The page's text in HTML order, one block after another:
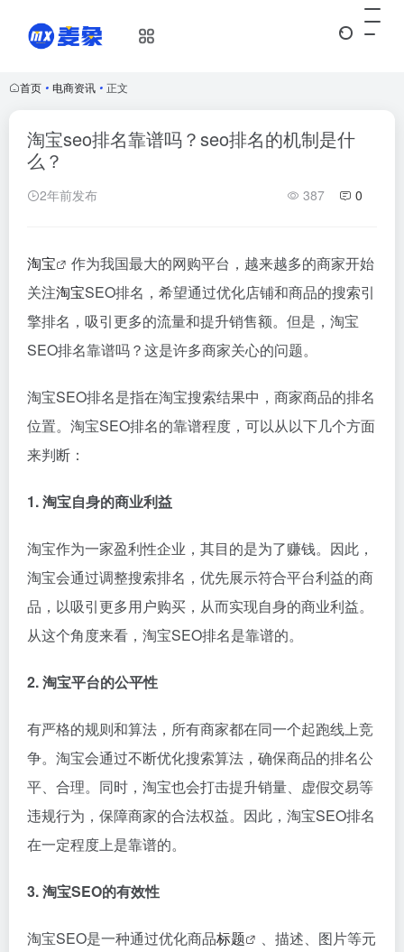
首页 • 电商资讯 • 正文
淘宝seo排名靠谱吗？seo排名的机制是什
么？
2年前发布 387 0
淘宝
作为我国最大的网购平台，越来越多的商家开始
关注淘宝SEO排名，希望通过优化店铺和商品的搜索引
擎排名，吸引更多的流量和提升销售额。但是，淘宝
SEO排名靠谱吗？这是许多商家关心的问题。
淘宝SEO排名是指在淘宝搜索结果中，商家商品的排名
位置。淘宝SEO排名的靠谱程度，可以从以下几个方面
来判断：
1. 淘宝自身的商业利益
淘宝作为一家盈利性企业，其目的是为了赚钱。因此，
淘宝会通过调整搜索排名，优先展示符合平台利益的商
品，以吸引更多用户购买，从而实现自身的商业利益。
从这个角度来看，淘宝SEO排名是靠谱的。
2. 淘宝平台的公平性
有严格的规则和算法，所有商家都在同一个起跑线上竞
争。淘宝会通过不断优化搜索算法，确保商品的排名公
平、合理。同时，淘宝也会打击提升销量、虚假交易等
违规行为，保障商家的合法权益。因此，淘宝SEO排名
在一定程度上是靠谱的。
3. 淘宝SEO的有效性
淘宝SEO是一种通过优化商品标题
、描述、图片等元